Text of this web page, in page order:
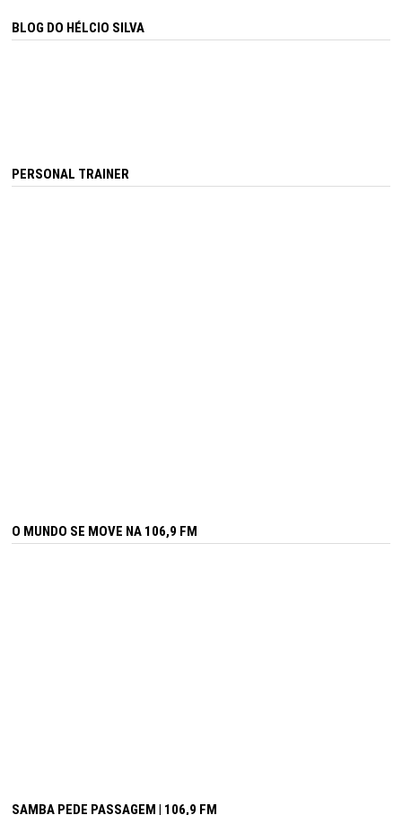
BLOG DO HÉLCIO SILVA
PERSONAL TRAINER
O MUNDO SE MOVE NA 106,9 FM
SAMBA PEDE PASSAGEM | 106,9 FM